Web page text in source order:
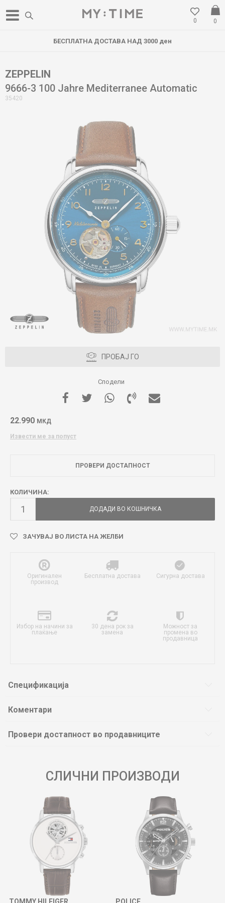
0
0
БЕСПЛАТНА ДОСТАВА НАД 3000 ден
ZEPPELIN
9666-3 100 Jahre Mediterranee Automatic
35420
ПРОБАЈ ГО
Сподели
22.990 МКД
Извести ме за попуст
ПРОВЕРИ ДОСТАПНОСТ
КОЛИЧИНА:
ДОДАДИ ВО КОШНИЧКА
ЗАЧУВАЈ ВО ЛИСТА НА ЖЕЛБИ
Оригинален
производ
Бесплатна достава Сигурна достава
Избор на начини за
плаќање
30 дена рок за
замена
Можност за
промена во
продавница
Спецификација
Коментари
Провери достапност во продавниците
СЛИЧНИ ПРОИЗВОДИ